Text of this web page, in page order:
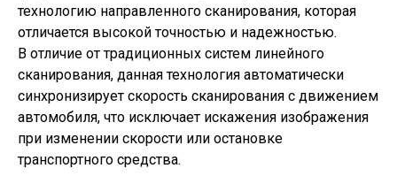
технологию направленного сканирования, которая
отличается высокой точностью и надежностью.
В отличие от традиционных систем линейного
сканирования, данная технология автоматически
синхронизирует скорость сканирования с движением
автомобиля, что исключает искажения изображения
при изменении скорости или остановке
транспортного средства.